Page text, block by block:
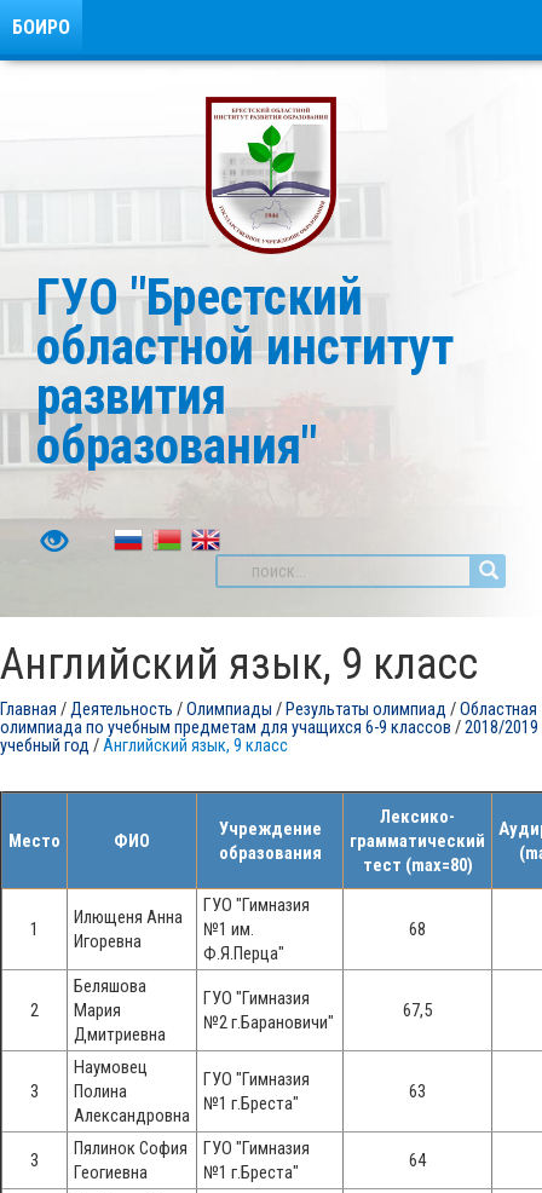
ГУО "Брестский
областной институт
развития
образования"
БОИРО
Английский язык, 9 класс
Главная /Деятельность /Олимпиады / Результаты олимпиад /Областная
олимпиада по учебным предметам для учащихся 6-9 классов /2018/2019
учебный год /Английский язык, 9 класс
Место ФИО
Учреждение
образования
Лексико-
грамматический
тест (max=80)
1
Илющеня Анна
Игоревна
ГУО "Гимназия
№1 им.
Ф.Я.Перца"
68
2
Беляшова
Мария
Дмитриевна
ГУО "Гимназия
№2 г.Барановичи"
67,5
3
Наумовец
Полина
Александровна
ГУО "Гимназия
№1 г.Бреста"
63
3
Пялинок София
Геогиевна
ГУО "Гимназия
№1 г.Бреста"
64